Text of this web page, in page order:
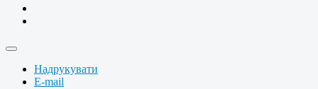
Надрукувати
E-mail